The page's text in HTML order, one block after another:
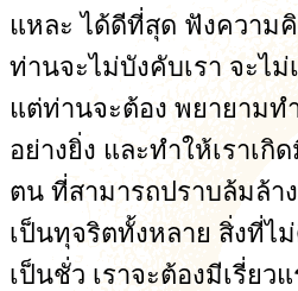
แหละ ได้ดีที่สุด ฟังความ
ท่านจะไม่บังคับเรา จะไ
แต่ท่านจะต้อง พยายามท
อย่างยิ่ง และทำให้เราเกิ
ตน ที่สามารถปราบล้มล้า
เป็นทุจริตทั้งหลาย สิ่งที่ไ
เป็นชั่ว เราจะต้องมีเรี่ยว